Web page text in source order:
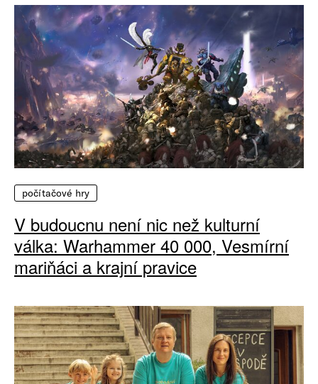
počítačové hry
V budoucnu není nic než kulturní
válka: Warhammer 40 000, Vesmírní
mariňáci a krajní pravice